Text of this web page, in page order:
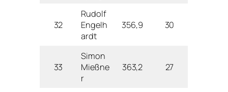
32
Rudolf
Engelh
ardt
356,9 30
33
Simon
Mießne
r
363,2 27